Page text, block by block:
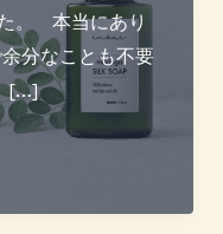
。 本当にあり
分なことも不要
[…]